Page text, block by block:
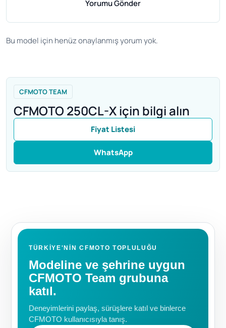
Yorumu Gönder
Bu model için henüz onaylanmış yorum yok.
CFMOTO TEAM
CFMOTO 250CL-X için bilgi alın
Fiyat Listesi
WhatsApp
TÜRKIYE'NIN CFMOTO TOPLULUĞU
Modeline ve şehrine uygun
CFMOTO Team grubuna
katıl.
Deneyimlerini paylaş, sürüşlere katıl ve binlerce
CFMOTO kullanıcısıyla tanış.